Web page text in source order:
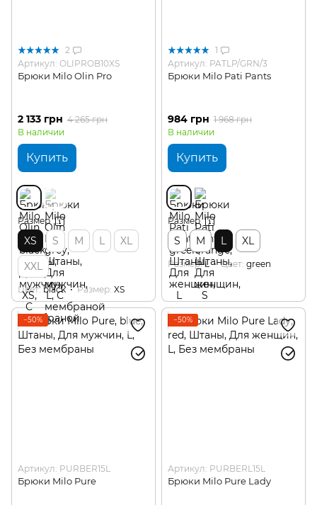
2
Артикул: OLIPROB10XS
Брюки Milo Olin Pro
2 133 грн 4 265 грн
В наличии
Купить
Размер
XS S M L
XL
XXL
Цвет black Размер XS
1
Артикул: PATLP/GRN/3
Брюки Milo Pati Pants
984 грн 1 968 грн
В наличии
Купить
Размер
S M L XL
Размер L Цвет green
−50%
Артикул: PURBER15L
Брюки Milo Pure
−50%
Артикул: PURBERL15L
Брюки Milo Pure Lady